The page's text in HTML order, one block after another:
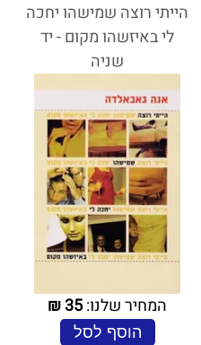
הייתי רוצה שמישהו יחכה
לי באיזשהו מקום - יד
שניה
המחיר שלנו:35
₪
הוסף לסל